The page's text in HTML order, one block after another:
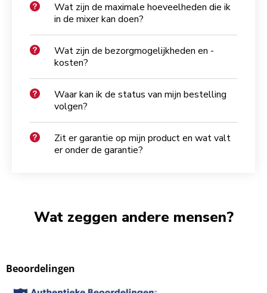
Wat zijn de maximale hoeveelheden die ik
in de mixer kan doen?
Wat zijn de bezorgmogelijkheden en -
kosten?
Waar kan ik de status van mijn bestelling
volgen?
Zit er garantie op mijn product en wat valt
er onder de garantie?
Wat zeggen andere mensen?